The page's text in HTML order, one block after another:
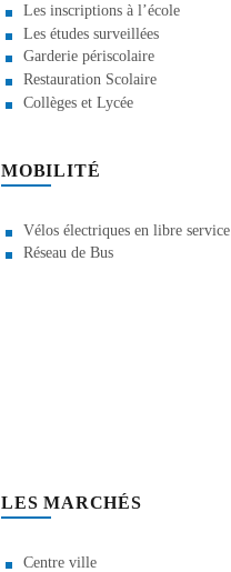
Les inscriptions à l’école
Les études surveillées
Garderie périscolaire
Restauration Scolaire
Collèges et Lycée
MOBILITÉ
Vélos électriques en libre service
Réseau de Bus
LES MARCHÉS
Centre ville